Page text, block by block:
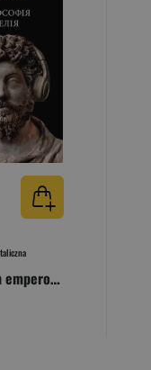
Think like a Roman emperor w.ukraińska